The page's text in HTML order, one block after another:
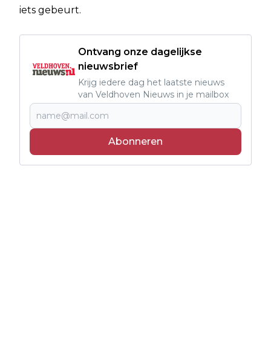
iets gebeurt.
Ontvang onze dagelijkse
nieuwsbrief
Krijg iedere dag het laatste nieuws
van Veldhoven Nieuws in je mailbox
Abonneren